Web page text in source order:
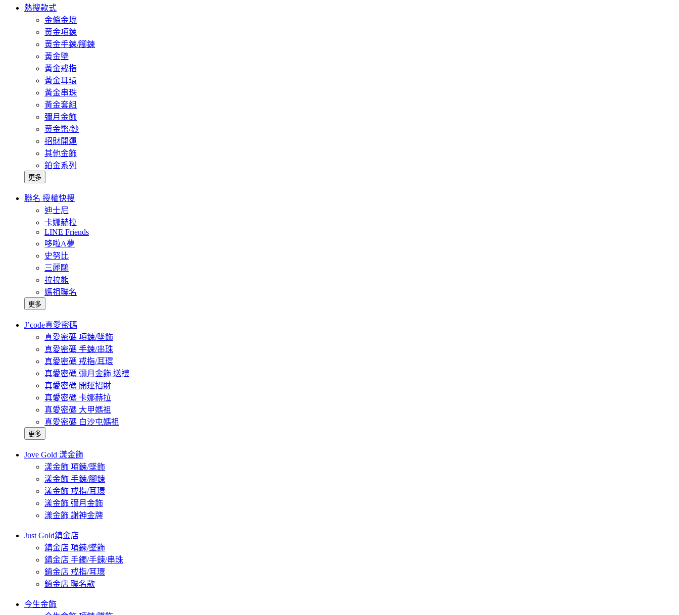
熱搜款式
金條金塊
黃金項鍊
黃金手鍊/腳鍊
黃金墜
黃金戒指
黃金耳環
黃金串珠
黃金套組
彌月金飾
黃金幣/鈔
招財開運
其他金飾
鉑金系列
更多
聯名 授權快搜
迪士尼
卡娜赫拉
LINE Friends
哆啦A夢
史努比
三麗鷗
拉拉熊
媽祖聯名
更多
J’code真愛密碼
真愛密碼 項鍊/墜飾
真愛密碼 手鍊/串珠
真愛密碼 戒指/耳環
真愛密碼 彌月金飾 送禮
真愛密碼 開運招財
真愛密碼 卡娜赫拉
真愛密碼 大甲媽祖
真愛密碼 白沙屯媽祖
更多
Jove Gold 漾金飾
漾金飾 項鍊/墜飾
漾金飾 手鍊/腳鍊
漾金飾 戒指/耳環
漾金飾 彌月金飾
漾金飾 謝神金牌
Just Gold鎮金店
鎮金店 項鍊/墜飾
鎮金店 手鐲/手鍊/串珠
鎮金店 戒指/耳環
鎮金店 聯名款
今生金飾